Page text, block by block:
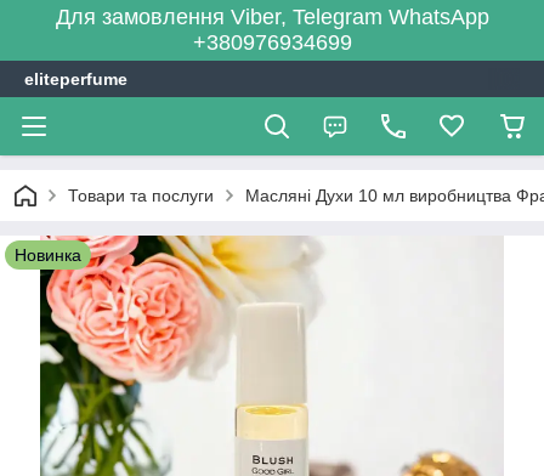
Для замовлення Viber, Telegram WhatsApp
+380976934699
eliteperfume
Товари та послуги Масляні Духи 10 мл виробництва
Новинка